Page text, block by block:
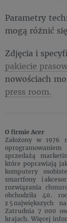
Parametry
mogą różnić
Zdjęcia i
pakiecie
nowościach
press room.
O firmie Acer
Założony w
sprzedażą
które poprawiają
komputery
smartfony i
rozwiązania
obchodziła 40.
z 5 największych
Zatrudnia 7 000
krajach. Więcej